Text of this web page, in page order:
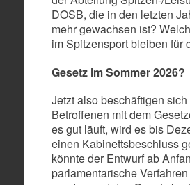
DOSB, die in den letzten
mehr gewachsen ist?
im Spitzensport bleiben für
Gesetz im Sommer 2026?
Jetzt also beschäftigen
Betroffenen mit dem
es gut läuft, wird es bis
einen Kabinettsbeschluss
könnte der Entwurf ab
parlamentarische